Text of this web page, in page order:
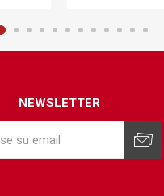
NEWSLETTER